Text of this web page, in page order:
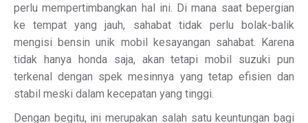
perlu mempertimbangkan hal ini. Di mana saat bepergian
ke tempat yang jauh, sahabat tidak perlu bolak-balik
mengisi bensin unik mobil kesayangan sahabat. Karena
tidak hanya honda saja, akan tetapi mobil suzuki pun
terkenal dengan spek mesinnya yang tetap efisien dan
stabil meski dalam kecepatan yang tinggi.
Dengan begitu, ini merupakan salah satu keuntungan bagi